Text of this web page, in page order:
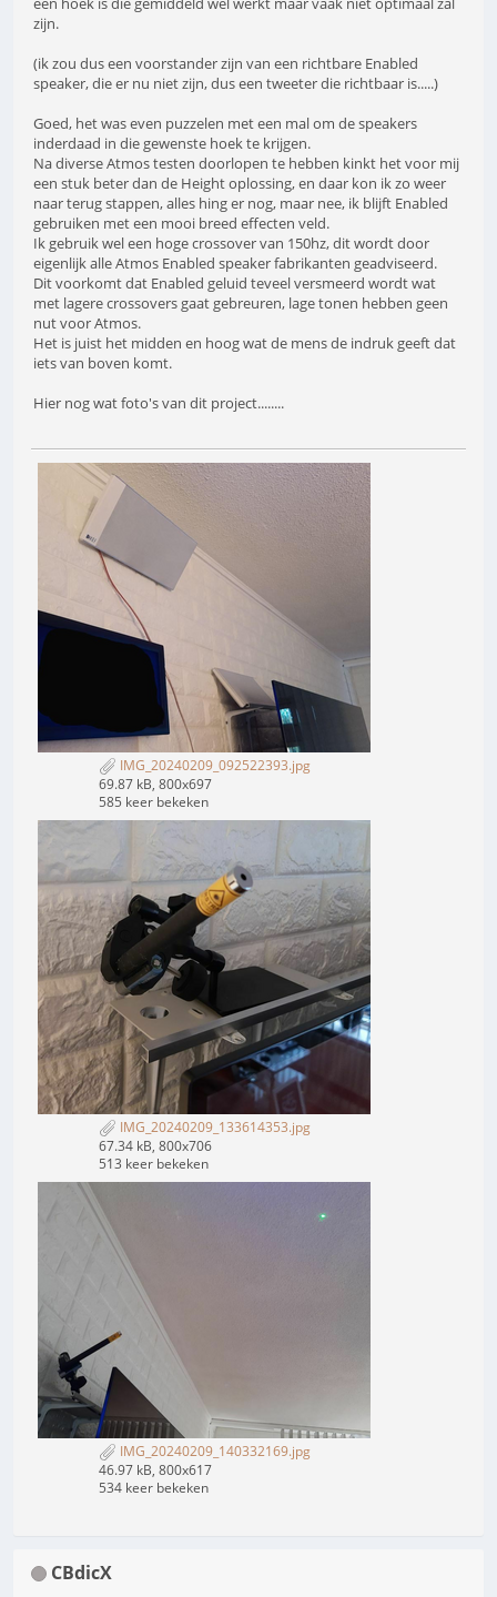
zijn.
(ik zou dus een voorstander zijn van een richtbare Enabled
speaker, die er nu niet zijn, dus een tweeter die richtbaar is.....)
Goed, het was even puzzelen met een mal om de speakers
inderdaad in die gewenste hoek te krijgen.
Na diverse Atmos testen doorlopen te hebben kinkt het voor mij
een stuk beter dan de Height oplossing, en daar kon ik zo weer
naar terug stappen, alles hing er nog, maar nee, ik blijft Enabled
gebruiken met een mooi breed effecten veld.
Ik gebruik wel een hoge crossover van 150hz, dit wordt door
eigenlijk alle Atmos Enabled speaker fabrikanten geadviseerd.
Dit voorkomt dat Enabled geluid teveel versmeerd wordt wat
met lagere crossovers gaat gebreuren, lage tonen hebben geen
nut voor Atmos.
Het is juist het midden en hoog wat de mens de indruk geeft dat
iets van boven komt.
Hier nog wat foto's van dit project........
IMG_20240209_092522393.jpg
69.87 kB, 800x697
585 keer bekeken
IMG_20240209_133614353.jpg
67.34 kB, 800x706
513 keer bekeken
IMG_20240209_140332169.jpg
46.97 kB, 800x617
534 keer bekeken
CBdicX